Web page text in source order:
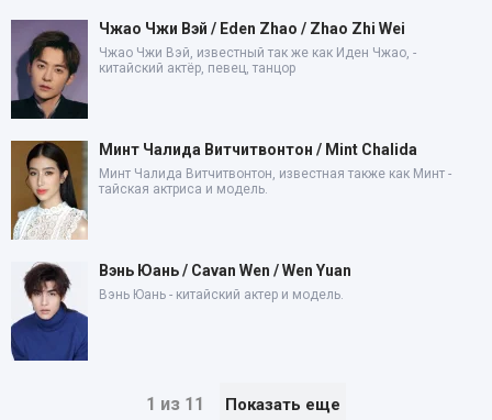
Чжао Чжи Вэй / Eden Zhao / Zhao Zhi Wei
Чжао Чжи Вэй, известный так же как Иден Чжао, -
китайский актёр, певец, танцор
Минт Чалида Витчитвонтон / Mint Chalida
Минт Чалида Витчитвонтон, известная также как Минт -
тайская актриса и модель.
Вэнь Юань / Cavan Wen / Wen Yuan
Вэнь Юань - китайский актер и модель.
1 из 11 Показать еще